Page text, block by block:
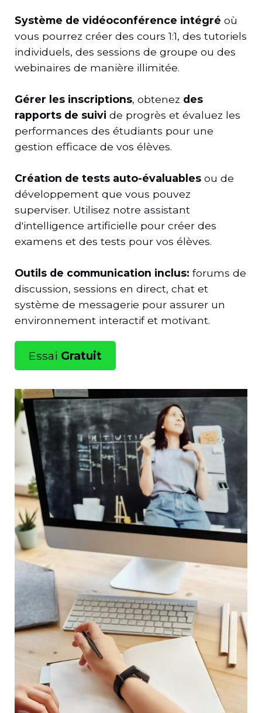
Système de vidéoconférence intégré où
vous pourrez créer des cours 1:1, des tutoriels
individuels, des sessions de groupe ou des
webinaires de manière illimitée.
Gérer les inscriptions, obtenez des
rapports de suivi de progrès et évaluez les
performances des étudiants pour une
gestion efficace de vos élèves.
Création de tests auto-évaluables ou de
développement que vous pouvez
superviser. Utilisez notre assistant
d'intelligence artificielle pour créer des
examens et des tests pour vos élèves.
Outils de communication inclus: forums de
discussion, sessions en direct, chat et
système de messagerie pour assurer un
environnement interactif et motivant.
Essai Gratuit